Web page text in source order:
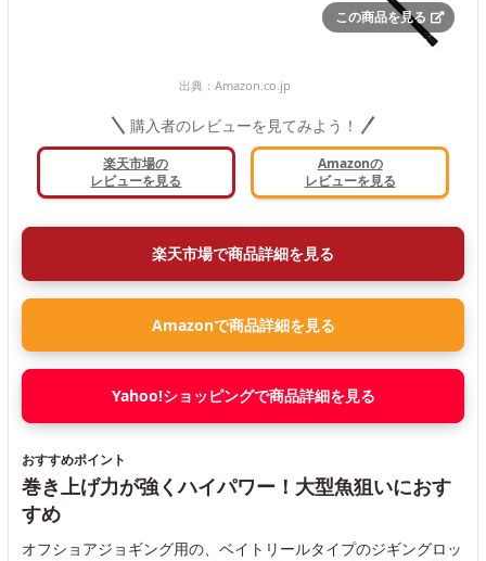
この商品を見る
出典： Amazon.co.jp
購入者のレビューを見てみよう！
楽天市場の
レビューを見る
Amazonの
レビューを見る
楽天市場で商品詳細を見る
Amazonで商品詳細を見る
Yahoo!ショッピングで商品詳細を見る
おすすめポイント
巻き上げ力が強くハイパワー！大型魚狙いにおす
すめ
オフショアジョギング用の、ベイトリールタイプのジギングロッ